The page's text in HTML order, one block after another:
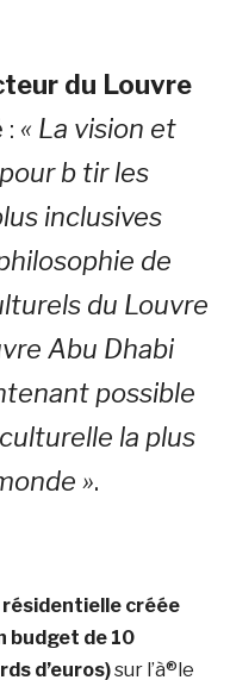
du Louvre
: « La vision et
b tir les
inclusives
de
du Louvre
Abu Dhabi
possible
la plus
».
résidentielle créée
budget de 10
d’euros)sur l’à®le